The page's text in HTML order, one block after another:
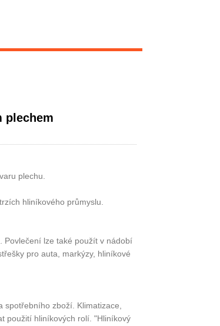
plechem
plechu.
hliníkového průmyslu.
Povlečení lze také použít v nádobí
pro auta, markýzy, hliníkové
spotřebního zboží. Klimatizace,
použití hliníkových rolí. "Hliníkový